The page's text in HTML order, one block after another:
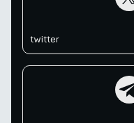
twitter